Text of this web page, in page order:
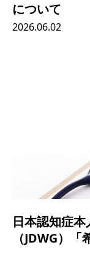
について
2026.06.02
日本認知症
（JDWG）